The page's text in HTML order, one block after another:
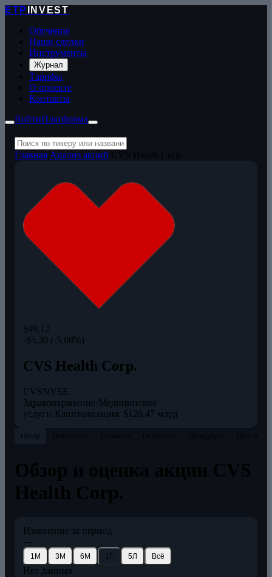
ETP
INVEST
Обучение
Наши сделки
Инструменты
Журнал
Тарифы
О проекте
Контакты
ВойтиПлатформа
Главная Анализ акций
$99,12
-$5,30 (-5,08%)
CVS Health Corp.
CVSNYSE
Здравоохранение·Медицинские
услуги·Капитализация: $126,47 млрд
Обзор
Изменение за период
—
1М 3М 6М 1Г 5Л Всё
Нет данных